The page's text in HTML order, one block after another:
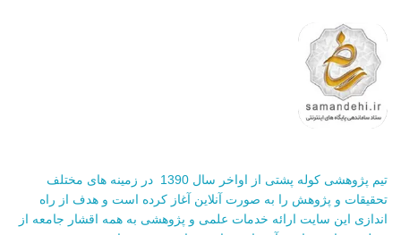
تیم پژوهشی کوله پشتی از اواخر سال 1390 در زمینه های مختلف
تحقیقات و پژوهش را به صورت آنلاین آغاز کرده است و هدف از راه
اندازی این سایت ارائه خدمات علمی و پژوهشی به همه اقشار جامعه از